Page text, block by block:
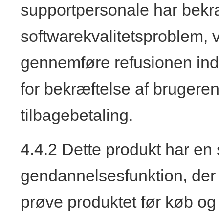
supportpersonale har
softwarekvalitetsproblem,
gennemføre refusionen
for bekræftelse af
tilbagebetaling.
4.4.2 Dette produkt har en
gendannelsesfunktion,
prøve produktet før køb